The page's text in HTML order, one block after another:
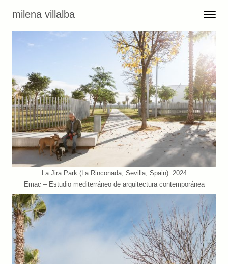
milena villalba Toggle
Menu
La Jira Park (La Rinconada, Sevilla, Spain). 2024
Emac – Estudio mediterráneo de arquitectura contemporánea